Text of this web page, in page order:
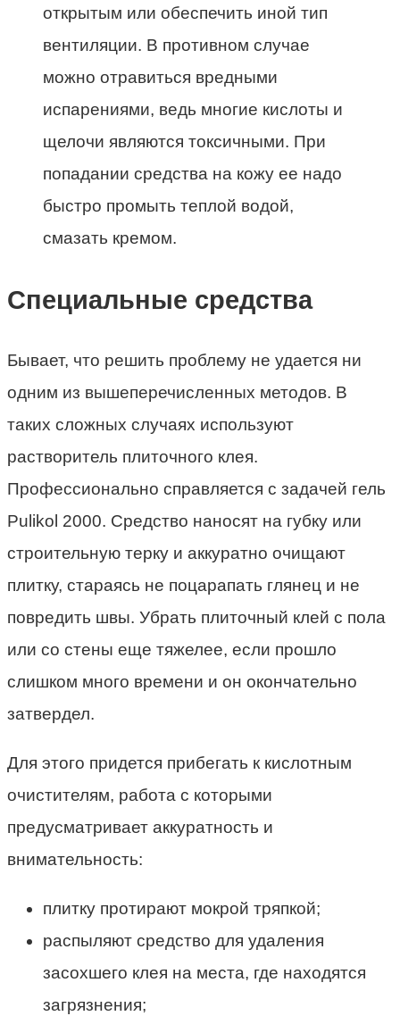
открытым или обеспечить иной тип
вентиляции. В противном случае
можно отравиться вредными
испарениями, ведь многие кислоты и
щелочи являются токсичными. При
попадании средства на кожу ее надо
быстро промыть теплой водой,
смазать кремом.
Специальные средства
Бывает, что решить проблему не удается ни
одним из вышеперечисленных методов. В
таких сложных случаях используют
растворитель плиточного клея.
Профессионально справляется с задачей гель
Pulikol 2000. Средство наносят на губку или
строительную терку и аккуратно очищают
плитку, стараясь не поцарапать глянец и не
повредить швы. Убрать плиточный клей с пола
или со стены еще тяжелее, если прошло
слишком много времени и он окончательно
затвердел.
Для этого придется прибегать к кислотным
очистителям, работа с которыми
предусматривает аккуратность и
внимательность:
плитку протирают мокрой тряпкой;
распыляют средство для удаления
засохшего клея на места, где находятся
загрязнения;